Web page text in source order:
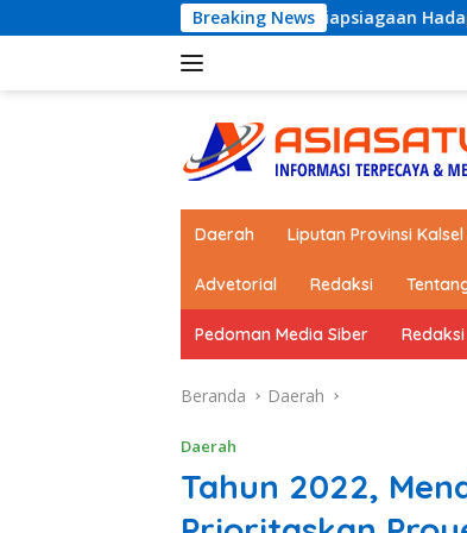
ke
Breaking News
Kesiapsiagaan Hadapi Karhutla dan Bencana
Daerah Liputan Provinsi Kalsel
Advetorial Redaksi
Pedoman Media Siber Redaksi
Beranda Daerah
Daerah
Tahun 2022,